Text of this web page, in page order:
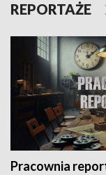
REPORTAŻE
Pracownia